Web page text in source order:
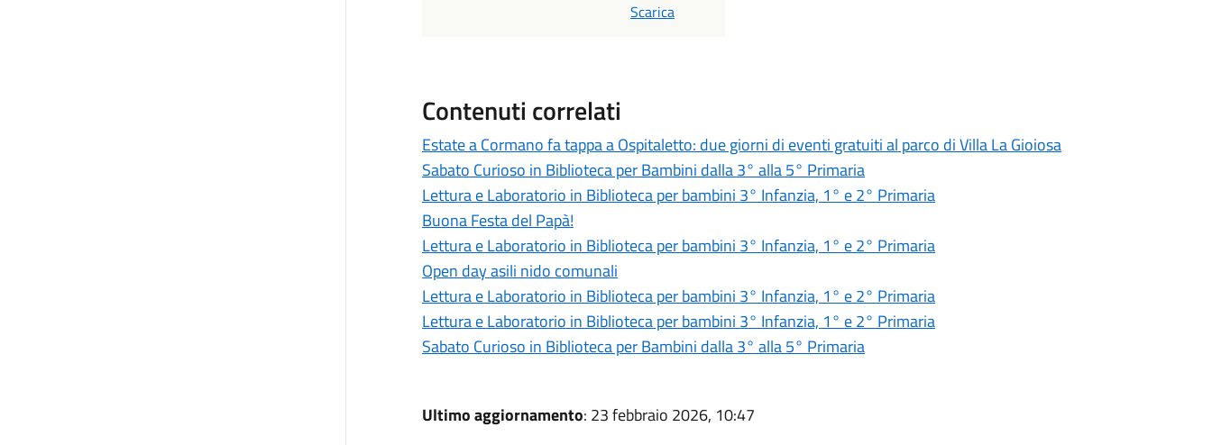
Scarica
Contenuti correlati
Estate a Cormano fa tappa a Ospitaletto: due giorni di eventi gratuiti al parco di Villa La Gioiosa
Sabato Curioso in Biblioteca per Bambini dalla 3° alla 5° Primaria
Lettura e Laboratorio in Biblioteca per bambini 3° Infanzia, 1° e 2° Primaria
Buona Festa del Papà!
Lettura e Laboratorio in Biblioteca per bambini 3° Infanzia, 1° e 2° Primaria
Open day asili nido comunali
Lettura e Laboratorio in Biblioteca per bambini 3° Infanzia, 1° e 2° Primaria
Lettura e Laboratorio in Biblioteca per bambini 3° Infanzia, 1° e 2° Primaria
Sabato Curioso in Biblioteca per Bambini dalla 3° alla 5° Primaria
Ultimo aggiornamento: 23 febbraio 2026, 10:47